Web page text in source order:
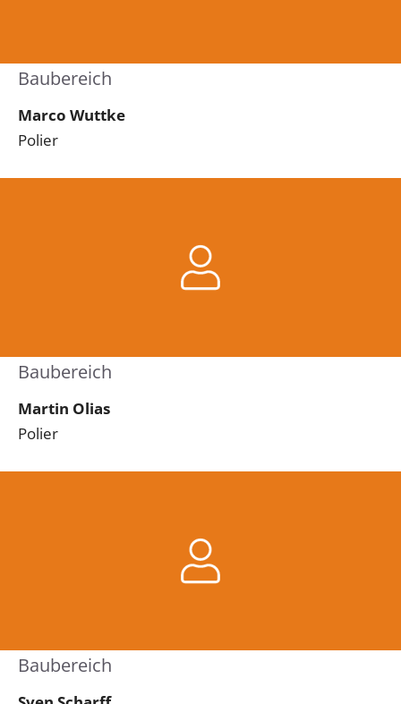
Baubereich
Marco Wuttke
Polier
Baubereich
Martin Olias
Polier
Baubereich